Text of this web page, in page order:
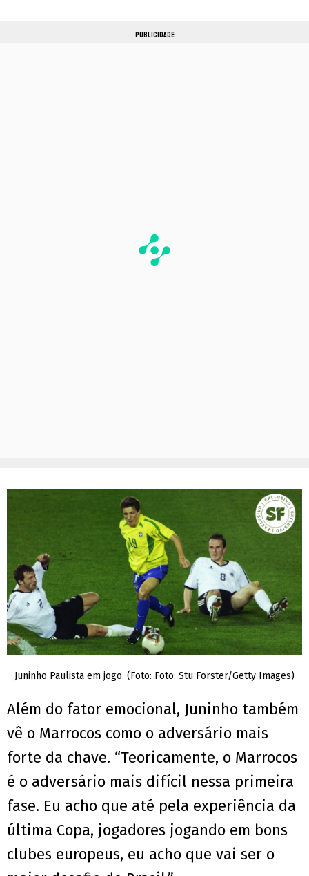
PUBLICIDADE
Juninho Paulista em jogo. (Foto: Foto: Stu Forster/Getty Images)
Além do fator emocional, Juninho também
vê o Marrocos como o adversário mais
forte da chave. “Teoricamente, o Marrocos
é o adversário mais difícil nessa primeira
fase. Eu acho que até pela experiência da
última Copa, jogadores jogando em bons
clubes europeus, eu acho que vai ser o